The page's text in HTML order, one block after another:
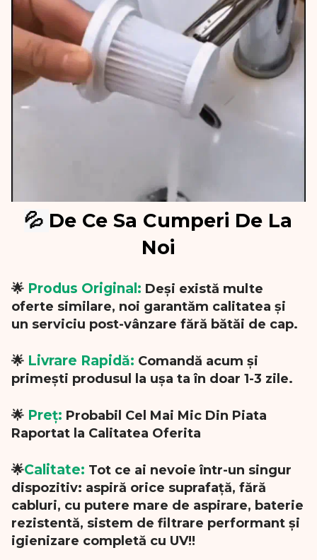
💦 De Ce Sa Cumperi De La
Noi
🌟 Produs Original: Deși există multe
oferte similare, noi garantăm calitatea și
un serviciu post-vânzare fără bătăi de cap.
🌟 Livrare Rapidă: Comandă acum și
primești produsul la ușa ta în doar 1-3 zile.
🌟 Preț: Probabil Cel Mai Mic Din Piata
Raportat la Calitatea Oferita
🌟Calitate: Tot ce ai nevoie într-un singur
dispozitiv: aspiră orice suprafață, fără
cabluri, cu putere mare de aspirare, baterie
rezistentă, sistem de filtrare performant și
igienizare completă cu UV!!